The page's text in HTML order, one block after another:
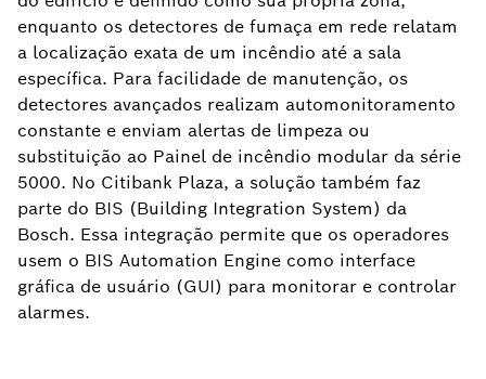
enquanto os detectores de fumaça em rede relatam
a localização exata de um incêndio até a sala
específica. Para facilidade de manutenção, os
detectores avançados realizam automonitoramento
constante e enviam alertas de limpeza ou
substituição ao Painel de incêndio modular da série
5000. No Citibank Plaza, a solução também faz
parte do BIS (Building Integration System) da
Bosch. Essa integração permite que os operadores
usem o BIS Automation Engine como interface
gráfica de usuário (GUI) para monitorar e controlar
alarmes.